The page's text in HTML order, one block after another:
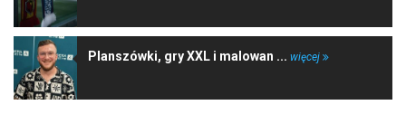
Planszówki, gry XXL i malowan ... więcej